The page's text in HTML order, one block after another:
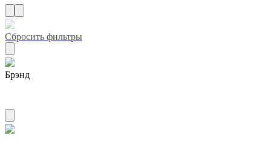
Сбросить фильтры
Брэнд